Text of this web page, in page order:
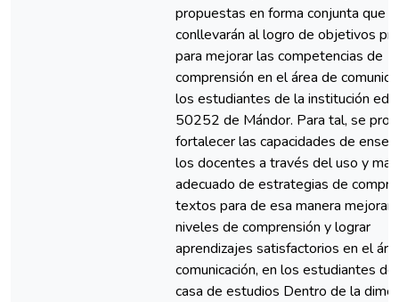
propuestas en forma conjunta que
conllevarán al logro de objetivos
para mejorar las competencias de
comprensión en el área de
los estudiantes de la institución
50252 de Mándor. Para tal, se
fortalecer las capacidades de
los docentes a través del uso y
adecuado de estrategias de
textos para de esa manera mejorar
niveles de comprensión y lograr
aprendizajes satisfactorios en el
comunicación, en los estudiantes
casa de estudios Dentro de la